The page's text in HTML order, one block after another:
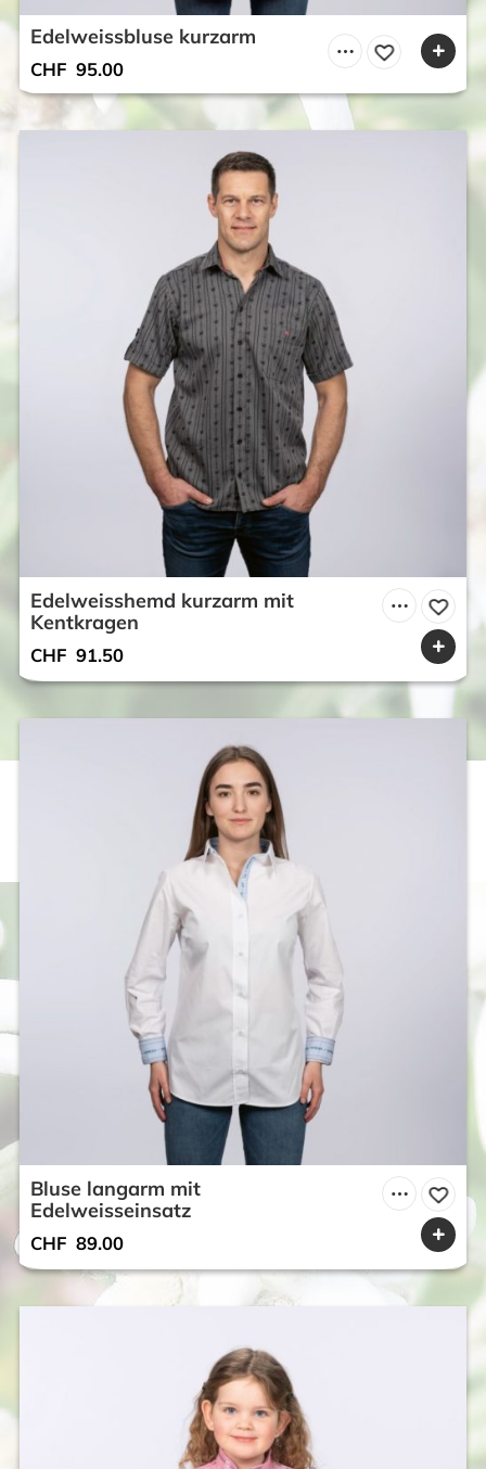
Edelweissbluse kurzarm
CHF 95.00
Edelweisshemd kurzarm mit
Kentkragen
CHF 91.50
Bluse langarm mit
Edelweisseinsatz
CHF 89.00